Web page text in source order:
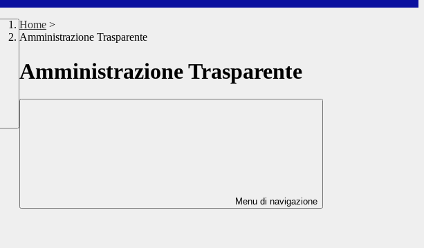
Home >
Amministrazione Trasparente
Amministrazione Trasparente
Menu di navigazione